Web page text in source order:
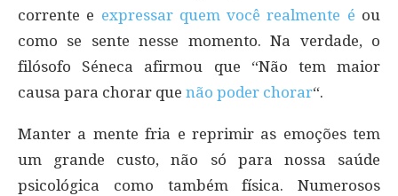
corrente e expressar quem você realmente é ou
como se sente nesse momento. Na verdade, o
filósofo Séneca afirmou que “Não tem maior
causa para chorar que não poder chorar“.
Manter a mente fria e reprimir as emoções tem
um grande custo, não só para nossa saúde
psicológica como também física. Numerosos